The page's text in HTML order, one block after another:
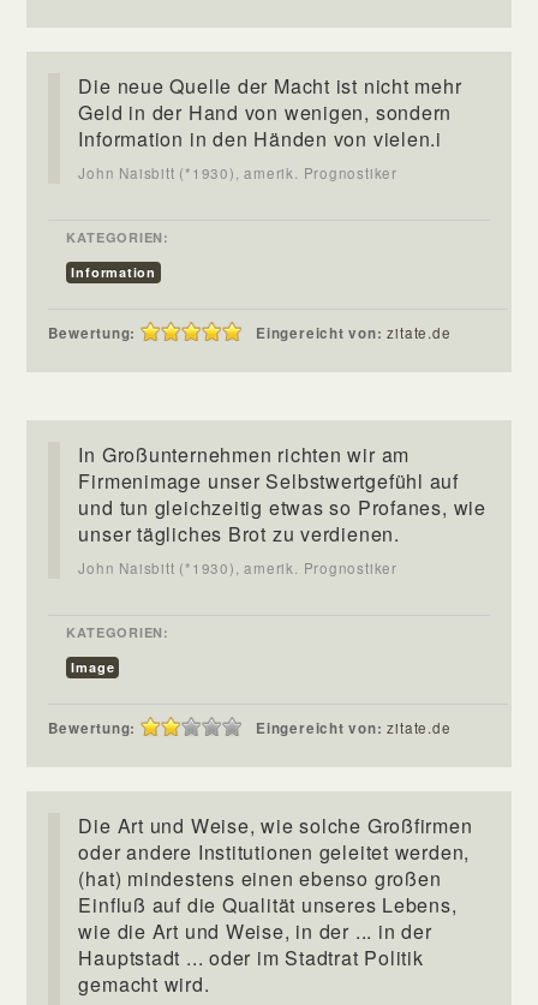
Die neue Quelle der Macht ist nicht mehr
Geld in der Hand von wenigen, sondern
Information in den Händen von vielen.i
John Naisbitt (*1930), amerik. Prognostiker
KATEGORIEN:
Information
Bewertung: Eingereicht von:zitate.de
In Großunternehmen richten wir am
Firmenimage unser Selbstwertgefühl auf
und tun gleichzeitig etwas so Profanes, wie
unser tägliches Brot zu verdienen.
John Naisbitt (*1930), amerik. Prognostiker
KATEGORIEN:
Image
Bewertung: Eingereicht von:zitate.de
Die Art und Weise, wie solche Großfirmen
oder andere Institutionen geleitet werden,
(hat) mindestens einen ebenso großen
Einfluß auf die Qualität unseres Lebens,
wie die Art und Weise, in der ... in der
Hauptstadt ... oder im Stadtrat Politik
gemacht wird.